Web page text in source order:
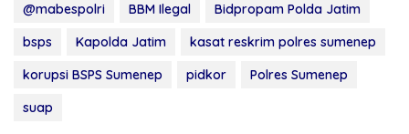
@mabespolri BBM Ilegal
Bidpropam Polda Jatim
bsps
Kapolda Jatim
kasat reskrim polres sumenep
korupsi BSPS Sumenep
pidkor
Polres Sumenep
suap